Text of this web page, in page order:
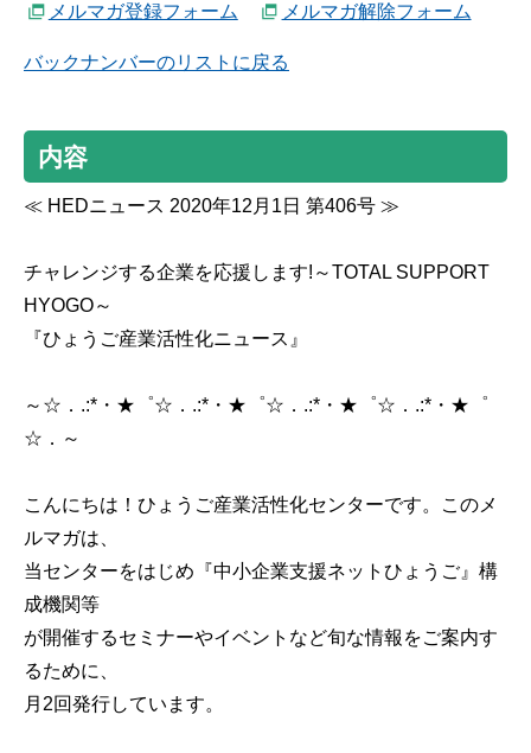
メルマガ登録フォーム
メルマガ解除フォーム
バックナンバーのリストに戻る
内容
≪ HEDニュース 2020年12月1日 第406号 ≫
チャレンジする企業を応援します!～TOTAL SUPPORT
HYOGO～
『ひょうご産業活性化ニュース』
～☆．.:*・★゜☆．.:*・★゜☆．.:*・★゜☆．.:*・★゜
☆．～
こんにちは！ひょうご産業活性化センターです。このメ
ルマガは、
当センターをはじめ『中小企業支援ネットひょうご』構
成機関等
が開催するセミナーやイベントなど旬な情報をご案内す
るために、
月2回発行しています。